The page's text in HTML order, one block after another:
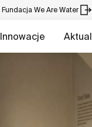
Fundacja We Are Water
Innowacje